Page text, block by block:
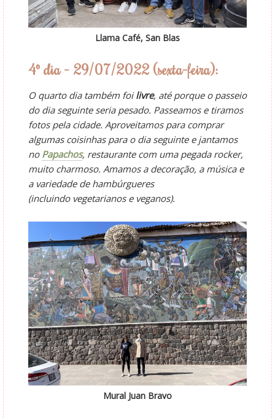
Llama Café, San Blas
4º dia – 29/07/2022 (sexta-feira):
O quarto dia também foilivre, até porque o passeio
do dia seguinte seria pesado. Passeamos e tiramos
fotos pela cidade. Aproveitamos para comprar
algumas coisinhas para o dia seguinte e jantamos
no Papachos, restaurante com uma pegada rocker,
muito charmoso. Amamos a decoração, a música e
a variedade de hambúrgueres
(incluindo vegetarianose veganos).
Mural Juan Bravo